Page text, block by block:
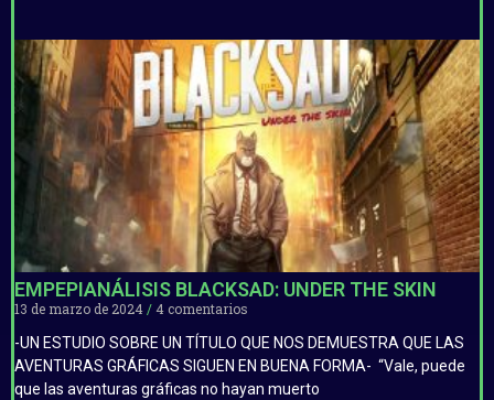
EMPEPIANÁLISIS BLACKSAD: UNDER THE SKIN
13 de marzo de 2024
4 comentarios
-UN ESTUDIO SOBRE UN TÍTULO QUE NOS DEMUESTRA QUE LAS
AVENTURAS GRÁFICAS SIGUEN EN BUENA FORMA- “Vale, puede
que las aventuras gráficas no hayan muerto